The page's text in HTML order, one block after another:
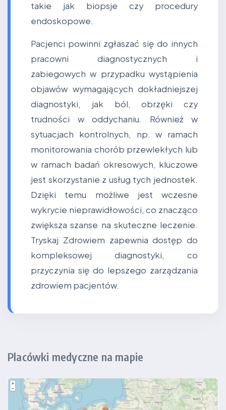
takie jak biopsje czy procedury
endoskopowe.
Pacjenci powinni zgłaszać się do innych
pracowni diagnostycznych i
zabiegowych w przypadku wystąpienia
objawów wymagających dokładniejszej
diagnostyki, jak ból, obrzęki czy
trudności w oddychaniu. Również w
sytuacjach kontrolnych, np. w ramach
monitorowania chorób przewlekłych lub
w ramach badań okresowych, kluczowe
jest skorzystanie z usług tych jednostek.
Dzięki temu możliwe jest wczesne
wykrycie nieprawidłowości, co znacząco
zwiększa szanse na skuteczne leczenie.
Tryskaj Zdrowiem zapewnia dostęp do
kompleksowej diagnostyki, co
przyczynia się do lepszego zarządzania
zdrowiem pacjentów.
Placówki medyczne na mapie